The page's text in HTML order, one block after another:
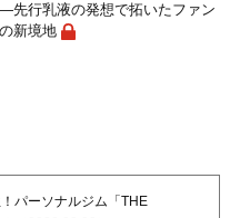
先行乳液の発想で拓いたファン
新境地
パーソナルジム「THE